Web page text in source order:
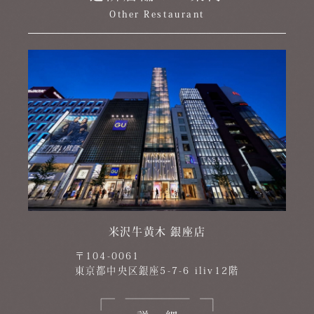
Other Restaurant
米沢牛黄木 銀座店
〒104-0061
東京都中央区銀座5-7-6 iliv12階